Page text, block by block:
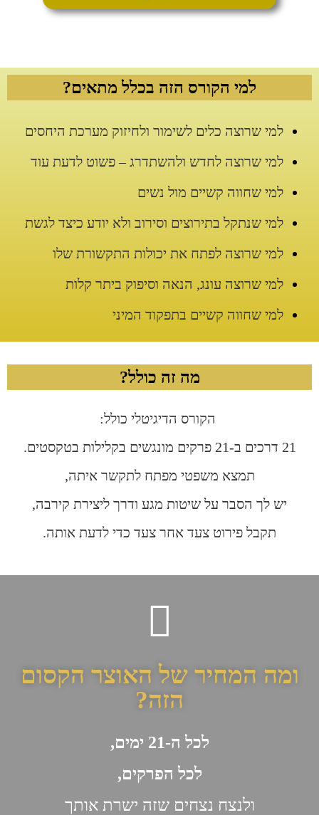
למי הקורס הזה בכלל מתאים?
למי שרוצה כלים לשימור ולחיזוק מערכת היחסים
למי שרוצה לחדש ולהשתדרג – פשוט לדעת עוד
למי שחווה קשיים מול נשים
למי שנתקל בתירוצים וסירוב ולא יודע כיצד לגשת
למי שרוצה לפתח את יכולות התקשורת שלו
למי שרוצה עונג, הנאה וסיפוק ביתר קלות
למי שחווה קשיים בתפקוד המיני
מה זה כולל?
הקורס הדיגיטלי כולל:
21 דרכים ב-21 פרקים מונגשים בקלילות בטקסטים.
תמצא משפטי מפתח לתקשר איתה,
יש לך הסבר על שיטות מגע ודרך ליצירת קירבה,
תקבל פירוט צעד אחר צעד כדי לדעת אותה.
ומה המחיר של האוצר הקסום
הזה?
לכל ה-21 ימים,
לכל הפרקים,
ולנצח נצחים שזה ישרת אותך